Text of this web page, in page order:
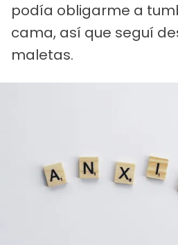
podía obligarme a
cama, así que seguí
maletas.